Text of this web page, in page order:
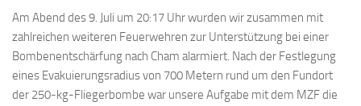
Am Abend des 9. Juli um 20:17 Uhr wurden wir zusammen mit
zahlreichen weiteren Feuerwehren zur Unterstützung bei einer
Bombenentschärfung nach Cham alarmiert. Nach der Festlegung
eines Evakuierungsradius von 700 Metern rund um den Fundort
der 250-kg-Fliegerbombe war unsere Aufgabe mit dem MZF die